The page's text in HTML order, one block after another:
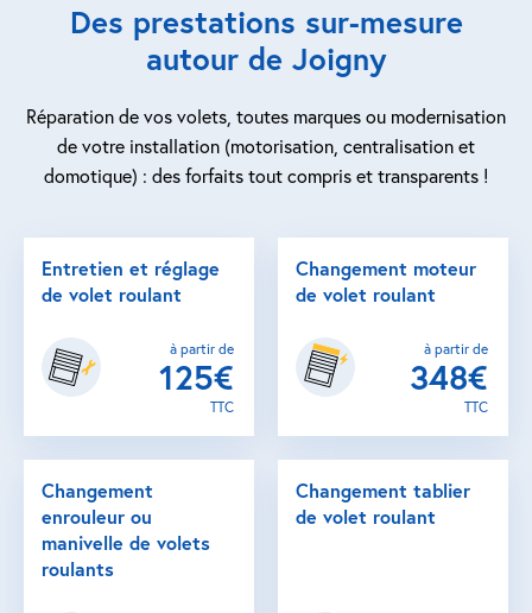
Prestations ad-hoc
QUI SOMMES-NOUS ?
Des prestations sur-mesure
autour de Joigny
Réparation de vos volets, toutes marques ou modernisation
de votre installation (motorisation, centralisation et
domotique) : des forfaits tout compris et transparents !
Entretien et réglage
de volet roulant
à partir de
125€
TTC
Changement moteur
de volet roulant
à partir de
348€
TTC
Changement
enrouleur ou
manivelle de volets
roulants
Changement tablier
de volet roulant